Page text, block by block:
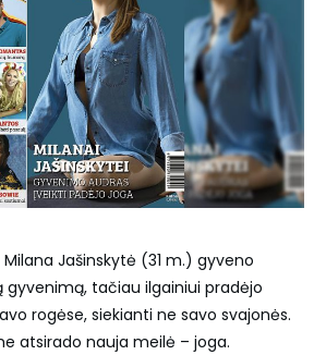
Jašinskytė (31 m.) gyveno
tačiau ilgainiui pradėjo
rogėse, siekianti ne savo svajonės.
atsirado nauja meilė – joga.